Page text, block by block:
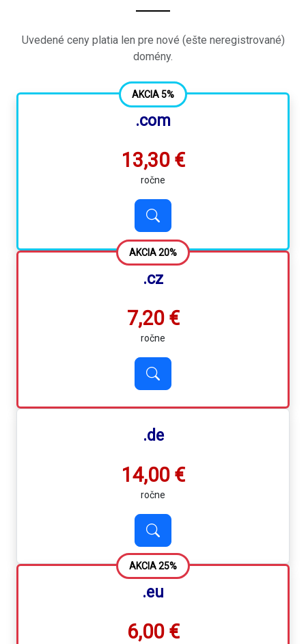
Uvedené ceny platia len pre nové (ešte neregistrované)
domény.
AKCIA 5%
.com
13,30 €
ročne
AKCIA 20%
.cz
7,20 €
ročne
.de
14,00 €
ročne
AKCIA 25%
.eu
6,00 €